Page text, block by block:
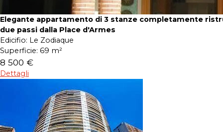
Elegante appartamento di 3 stanze completamente
due passi dalla Place d'Armes
Edicifio: Le Zodiaque
Superficie: 69 m²
8 500 €
Dettagli